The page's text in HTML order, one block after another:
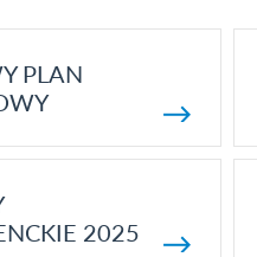
PLAN
2025